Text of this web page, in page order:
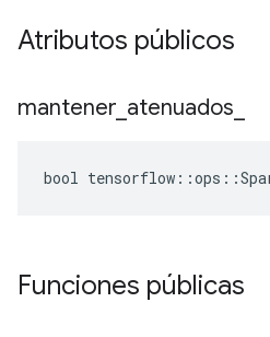
Atributos públicos
mantener atenuados
bool
Funciones públicas